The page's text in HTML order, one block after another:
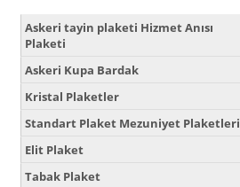
Askeri tayin plaketi Hizmet Anısı
Plaketi
Askeri Kupa Bardak
Kristal Plaketler
Standart Plaket Mezuniyet Plaketleri
Elit Plaket
Tabak Plaket